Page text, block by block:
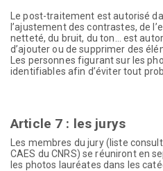
Le post-traitement est autorisé
l’ajustement des contrastes, de
netteté, du bruit, du ton… est
d’ajouter ou de supprimer des
Les personnes figurant sur les
identifiables afin d’éviter tout
Article 7 : les jurys
Les membres du jury (liste
CAES du CNRS) se réuniront en
les photos lauréates dans les